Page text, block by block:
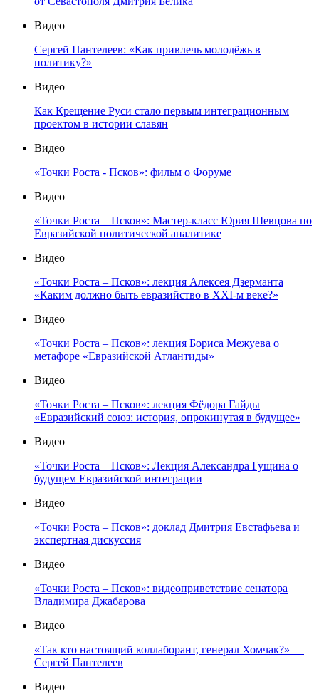
Видео
Сергей Пантелеев: «Как привлечь молодёжь в
политику?»
Видео
Как Крещение Руси стало первым интеграционным
проектом в истории славян
Видео
«Точки Роста - Псков»: фильм о Форуме
Видео
«Точки Роста – Псков»: Мастер-класс Юрия Шевцова по
Евразийской политической аналитике
Видео
«Точки Роста – Псков»: лекция Алексея Дзерманта
«Каким должно быть евразийство в XXI-м веке?»
Видео
«Точки Роста – Псков»: лекция Бориса Межуева о
метафоре «Евразийской Атлантиды»
Видео
«Точки Роста – Псков»: лекция Фёдора Гайды
«Евразийский союз: история, опрокинутая в будущее»
Видео
«Точки Роста – Псков»: Лекция Александра Гущина о
будущем Евразийской интеграции
Видео
«Точки Роста – Псков»: доклад Дмитрия Евстафьева и
экспертная дискуссия
Видео
«Точки Роста – Псков»: видеоприветствие сенатора
Владимира Джабарова
Видео
«Так кто настоящий коллаборант, генерал Хомчак?» —
Сергей Пантелеев
Видео